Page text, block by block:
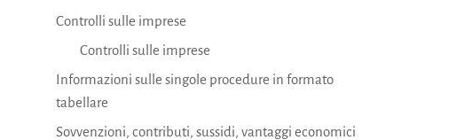
Controlli sulle imprese
Controlli sulle imprese
Informazioni sulle singole procedure in formato
tabellare
Sovvenzioni, contributi, sussidi, vantaggi economici